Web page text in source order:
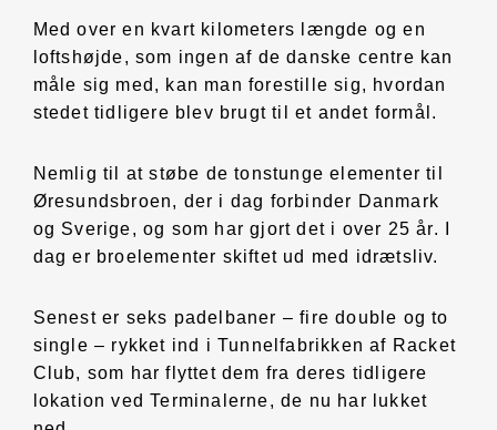
Med over en kvart kilometers længde og en
loftshøjde, som ingen af de danske centre kan
måle sig med, kan man forestille sig, hvordan
stedet tidligere blev brugt til et andet formål.
Nemlig til at støbe de tonstunge elementer til
Øresundsbroen, der i dag forbinder Danmark
og Sverige, og som har gjort det i over 25 år. I
dag er broelementer skiftet ud med idrætsliv.
Senest er seks padelbaner – fire double og to
single – rykket ind i Tunnelfabrikken af Racket
Club, som har flyttet dem fra deres tidligere
lokation ved Terminalerne, de nu har lukket